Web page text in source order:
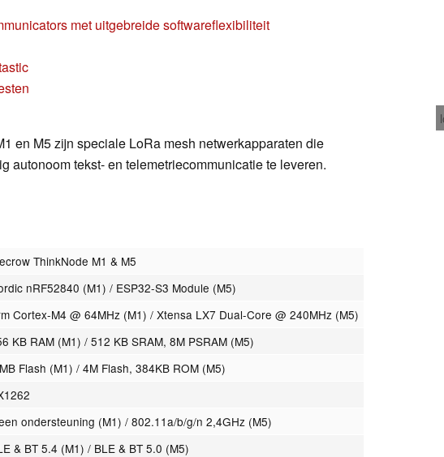
met uitgebreide softwareflexibiliteit
en M5 zijn speciale LoRa mesh netwerkapparaten die
autonoom tekst- en telemetriecommunicatie te leveren.
ThinkNode M1 & M5
nRF52840 (M1) / ESP32-S3 Module (M5)
Cortex-M4 @ 64MHz (M1) / Xtensa LX7 Dual-Core @ 240MHz (M5)
KB RAM (M1) / 512 KB SRAM, 8M PSRAM (M5)
Flash (M1) / 4M Flash, 384KB ROM (M5)
ondersteuning (M1) / 802.11a/b/g/n 2,4GHz (M5)
& BT 5.4 (M1) / BLE & BT 5.0 (M5)